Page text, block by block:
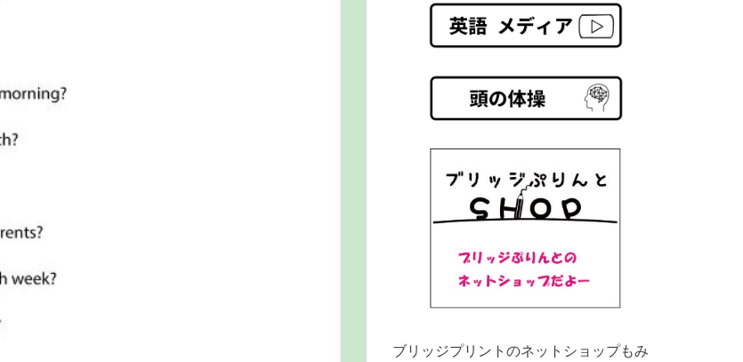
ブリッジプリントのネットショップもみ